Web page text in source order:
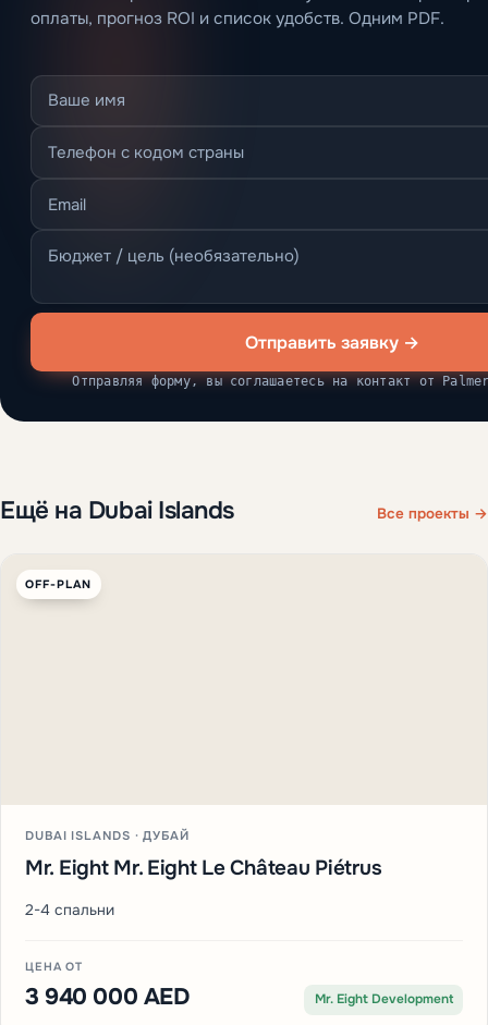
оплаты, прогноз ROI и список удобств. Одним PDF.
Отправить заявку →
Отправляя форму, вы соглашаетесь на контакт от
Ещё на Dubai Islands Все проекты →
OFF-PLAN
DUBAI ISLANDS · ДУБАЙ
Mr. Eight Mr. Eight Le Château Piétrus
2-4 спальни
ЦЕНА ОТ
3 940 000 AED Mr. Eight Development